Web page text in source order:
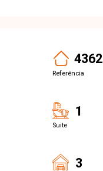
4362
Referência
1
Suite
3